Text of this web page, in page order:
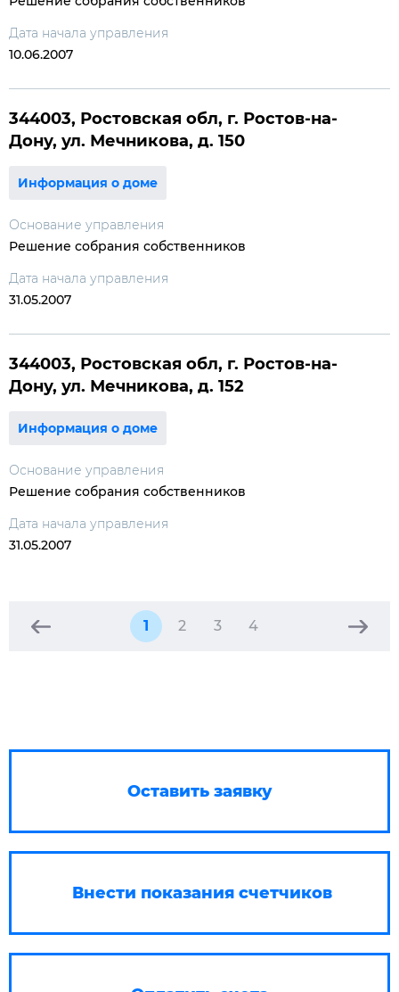
Дата начала управления
10.06.2007
344003, Ростовская обл, г. Ростов-на-
Дону, ул. Мечникова, д. 150
Информация о доме
Основание управления
Решение собрания собственников
Дата начала управления
31.05.2007
344003, Ростовская обл, г. Ростов-на-
Дону, ул. Мечникова, д. 152
Информация о доме
Основание управления
Решение собрания собственников
Дата начала управления
31.05.2007
1 2 3 4
Оставить заявку
Внести показания счетчиков